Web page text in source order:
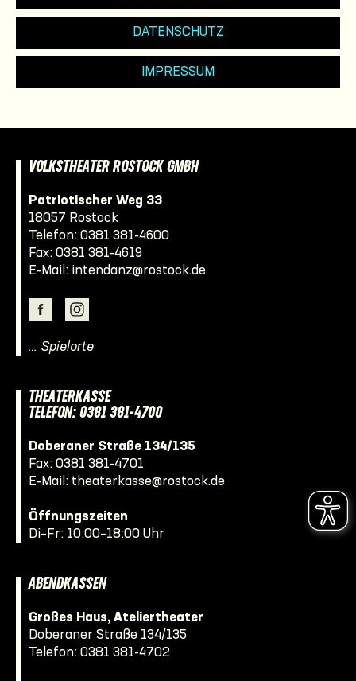
DATENSCHUTZ
IMPRESSUM
VOLKSTHEATER ROSTOCK GMBH
Patriotischer Weg 33
18057 Rostock
Telefon: 0381 381-4600
Fax: 0381 381-4619
E-Mail: intendanz@rostock.de
… Spielorte
THEATERKASSE
TELEFON: 0381 381-4700
Doberaner Straße 134/135
Fax: 0381 381-4701
E-Mail: theaterkasse@rostock.de
Öffnungszeiten
Di–Fr: 10:00–18:00 Uhr
ABENDKASSEN
Großes Haus, Ateliertheater
Doberaner Straße 134/135
Telefon: 0381 381-4702